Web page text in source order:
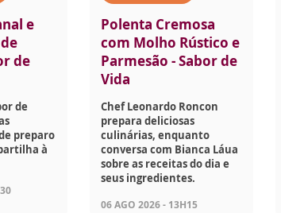
e
de
de
preparo
à
Polenta Cremosa
com Molho Rústico e
Parmesão - Sabor de
Vida
Chef Leonardo Roncon
prepara deliciosas
culinárias, enquanto
conversa com Bianca Láua
sobre as receitas do dia e
seus ingredientes.
06 AGO 2026 - 13H15